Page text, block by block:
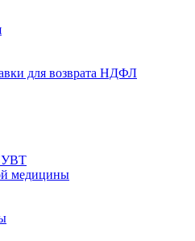
для возврата НДФЛ
УВТ
медицины